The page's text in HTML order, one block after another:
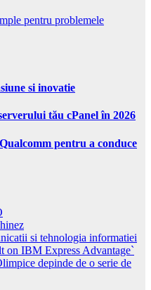
pentru problemele
si inovatie
tău cPanel în 2026
pentru a conduce
si tehnologia informatiei
IBM Express Advantage`
depinde de o serie de